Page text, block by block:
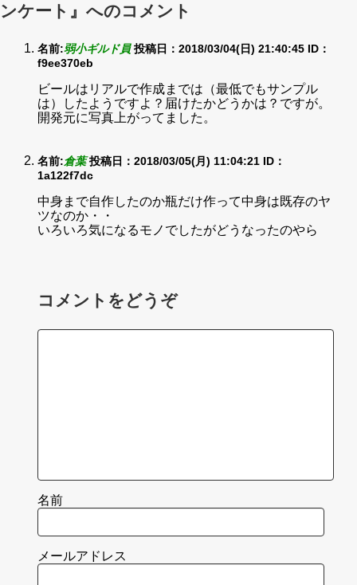
ンケート』へのコメント
名前:弱小ギルド員 投稿日：2018/03/04(日) 21:40:45 ID：
f9ee370eb
ビールはリアルで作成までは（最低でもサンプル
は）したようですよ？届けたかどうかは？ですが。
開発元に写真上がってました。
名前:倉葉 投稿日：2018/03/05(月) 11:04:21 ID：
1a122f7dc
中身まで自作したのか瓶だけ作って中身は既存のヤ
ツなのか・・
いろいろ気になるモノでしたがどうなったのやら
コメントをどうぞ
名前
メールアドレス